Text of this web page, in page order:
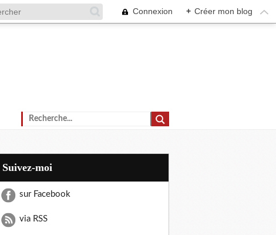
Connexion + Créer mon blog
Suivez-moi
sur Facebook
via RSS